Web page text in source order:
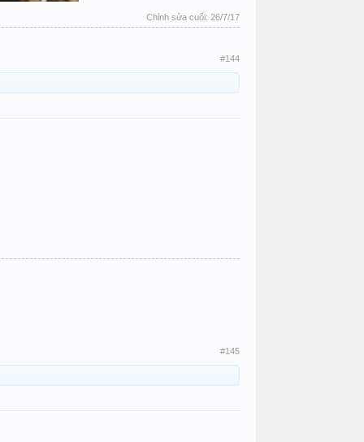
Chỉnh sửa cuối: 26/7/17
#144
#145